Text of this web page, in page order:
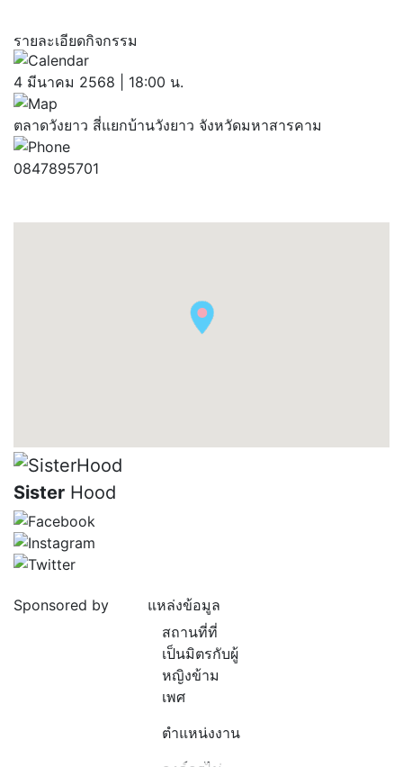
รายละเอียดกิจกรรม
4 มีนาคม 2568 | 18:00 น.
ตลาดวังยาว สี่แยกบ้านวังยาว จังหวัดมหาสารคาม
0847895701
Sister Hood
Sponsored by
แหล่งข้อมูล
สถานที่ที่
เป็นมิตรกับผู้
หญิงข้าม
เพศ
ตำแหน่งงาน